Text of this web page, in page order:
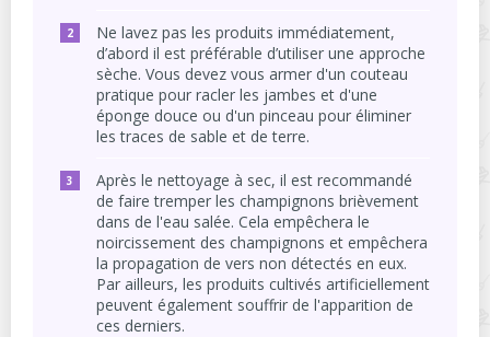
Ne lavez pas les produits immédiatement,
d’abord il est préférable d’utiliser une approche
sèche. Vous devez vous armer d'un couteau
pratique pour racler les jambes et d'une
éponge douce ou d'un pinceau pour éliminer
les traces de sable et de terre.
Après le nettoyage à sec, il est recommandé
de faire tremper les champignons brièvement
dans de l'eau salée. Cela empêchera le
noircissement des champignons et empêchera
la propagation de vers non détectés en eux.
Par ailleurs, les produits cultivés artificiellement
peuvent également souffrir de l'apparition de
ces derniers.